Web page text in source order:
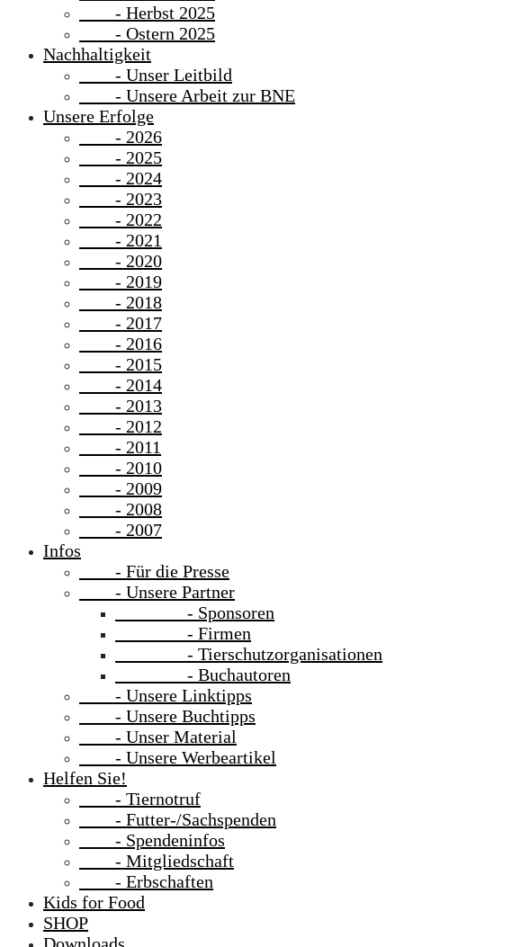
- Herbst 2025
- Ostern 2025
Nachhaltigkeit
- Unser Leitbild
- Unsere Arbeit zur BNE
Unsere Erfolge
- 2026
- 2025
- 2024
- 2023
- 2022
- 2021
- 2020
- 2019
- 2018
- 2017
- 2016
- 2015
- 2014
- 2013
- 2012
- 2011
- 2010
- 2009
- 2008
- 2007
Infos
- Für die Presse
- Unsere Partner
- Sponsoren
- Firmen
- Tierschutzorganisationen
- Buchautoren
- Unsere Linktipps
- Unsere Buchtipps
- Unser Material
- Unsere Werbeartikel
Helfen Sie!
- Tiernotruf
- Futter-/Sachspenden
- Spendeninfos
- Mitgliedschaft
- Erbschaften
Kids for Food
SHOP